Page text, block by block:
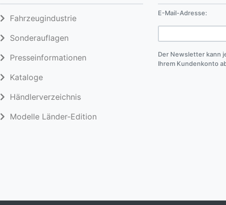
Fahrzeugindustrie
Sonderauflagen
Presseinformationen
Kataloge
Händlerverzeichnis
Modelle Länder-Edition
E-Mail-Adresse:
Der Newsletter kann
Ihrem Kundenkonto